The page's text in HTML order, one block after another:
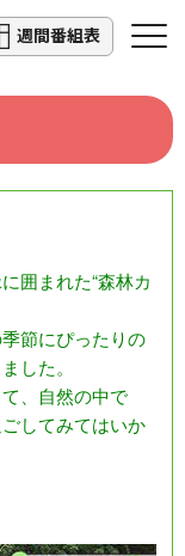
週間番組表
囲まれた“森林カ
節にぴったりの
した。
、自然の中で
してみてはいか